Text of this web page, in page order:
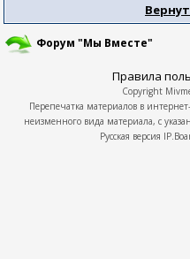
Форум "Мы Вместе"
Правила
Copyright
Перепечатка материалов в
неизменного вида материала, с
Русская версия